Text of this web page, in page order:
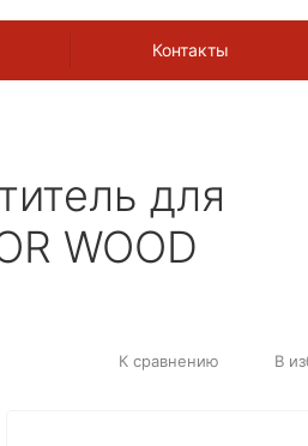
Контакты
для
WOOD
К сравнению В